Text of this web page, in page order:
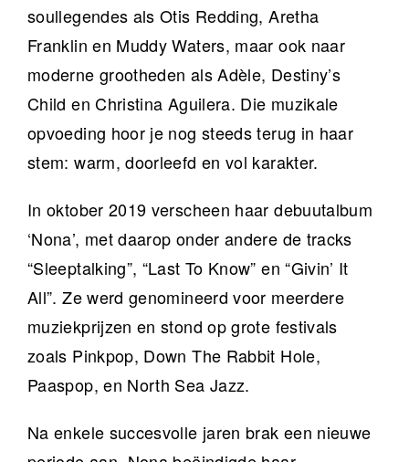
soullegendes als Otis Redding, Aretha
Franklin en Muddy Waters, maar ook naar
moderne grootheden als Adèle, Destiny’s
Child en Christina Aguilera. Die muzikale
opvoeding hoor je nog steeds terug in haar
stem: warm, doorleefd en vol karakter.
In oktober 2019 verscheen haar debuutalbum
‘Nona’, met daarop onder andere de tracks
“Sleeptalking”, “Last To Know” en “Givin’ It
All”. Ze werd genomineerd voor meerdere
muziekprijzen en stond op grote festivals
zoals Pinkpop, Down The Rabbit Hole,
Paaspop, en North Sea Jazz.
Na enkele succesvolle jaren brak een nieuwe